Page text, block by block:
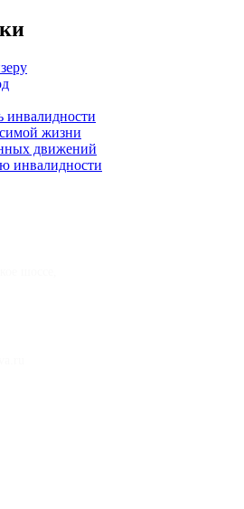
инвалидности
жизни
движений
инвалидности